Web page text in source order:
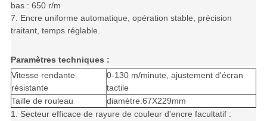
bas : 650 r/m
7. Encre uniforme automatique, opération stable, précision
traitant, temps réglable.
Paramètres techniques :
Vitesse rendante
résistante
0-130 m/minute, ajustement d'écran
tactile
Taille de rouleau
diamètre.67X229mm
1. Secteur efficace de rayure de couleur d'encre facultatif :